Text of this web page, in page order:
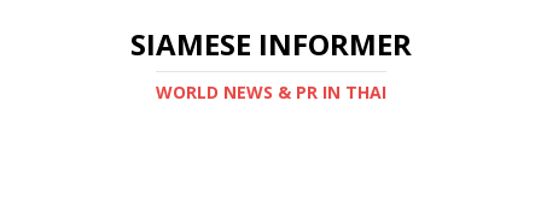
SIAMESE INFORMER
WORLD NEWS & PR IN THAI